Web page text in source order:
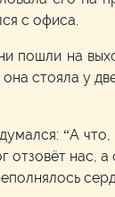
с офиса.
пошли на
стояла у
“А
отзовёт нас,